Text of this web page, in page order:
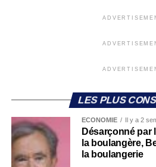
LES PLUS
ECONOMIE Il y a 2
Désarçonné par
la boulangère,
la boulangerie